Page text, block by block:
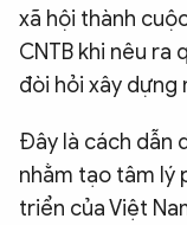
xã hội thành
CNTB khi nêu ra
đòi hỏi xây dựng
Đây là cách dẫn
nhằm tạo tâm lý
triển của Việt